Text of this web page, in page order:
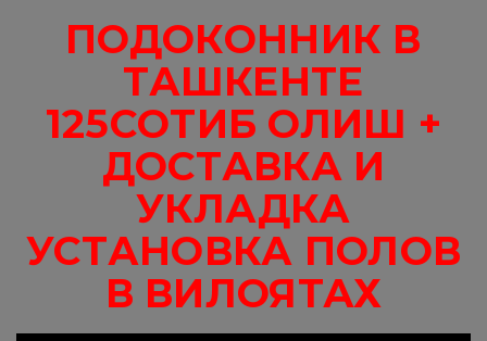
ПОДОКОННИК В
ТАШКЕНТЕ
125СОТИБ ОЛИШ +
ДОСТАВКА И
УКЛАДКА
УСТАНОВКА ПОЛОВ
В ВИЛОЯТАХ